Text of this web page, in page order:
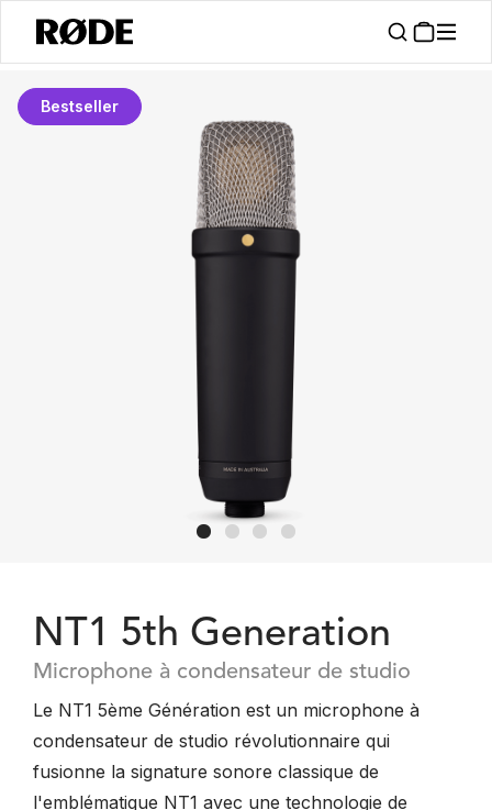
Bestseller
NT1 5th Generation
Microphone à condensateur de studio
Le NT1 5ème Génération est un microphone à
condensateur de studio révolutionnaire qui
fusionne la signature sonore classique de
l'emblématique NT1 avec une technologie de